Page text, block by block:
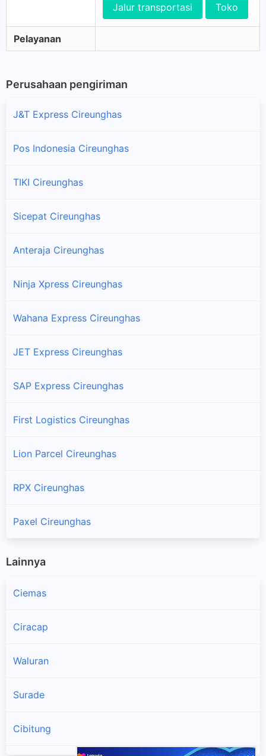
Jalur transportasi Toko
Pelayanan
Perusahaan pengiriman
J&T Express Cireunghas
Pos Indonesia Cireunghas
TIKI Cireunghas
Sicepat Cireunghas
Anteraja Cireunghas
Ninja Xpress Cireunghas
Wahana Express Cireunghas
JET Express Cireunghas
SAP Express Cireunghas
First Logistics Cireunghas
Lion Parcel Cireunghas
RPX Cireunghas
Paxel Cireunghas
Lainnya
Ciemas
Ciracap
Waluran
Surade
Cibitung